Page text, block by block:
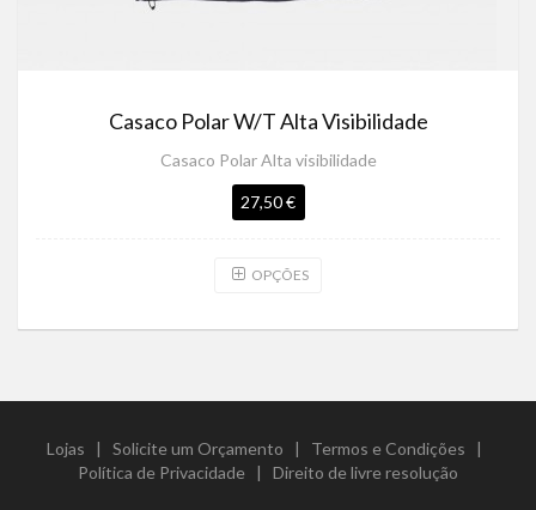
Casaco Polar W/T Alta Visibilidade
Casaco Polar Alta visibilidade
27,50 €
OPÇÕES
Lojas | Solicite um Orçamento | Termos e Condições |
Política de Privacidade | Direito de livre resolução